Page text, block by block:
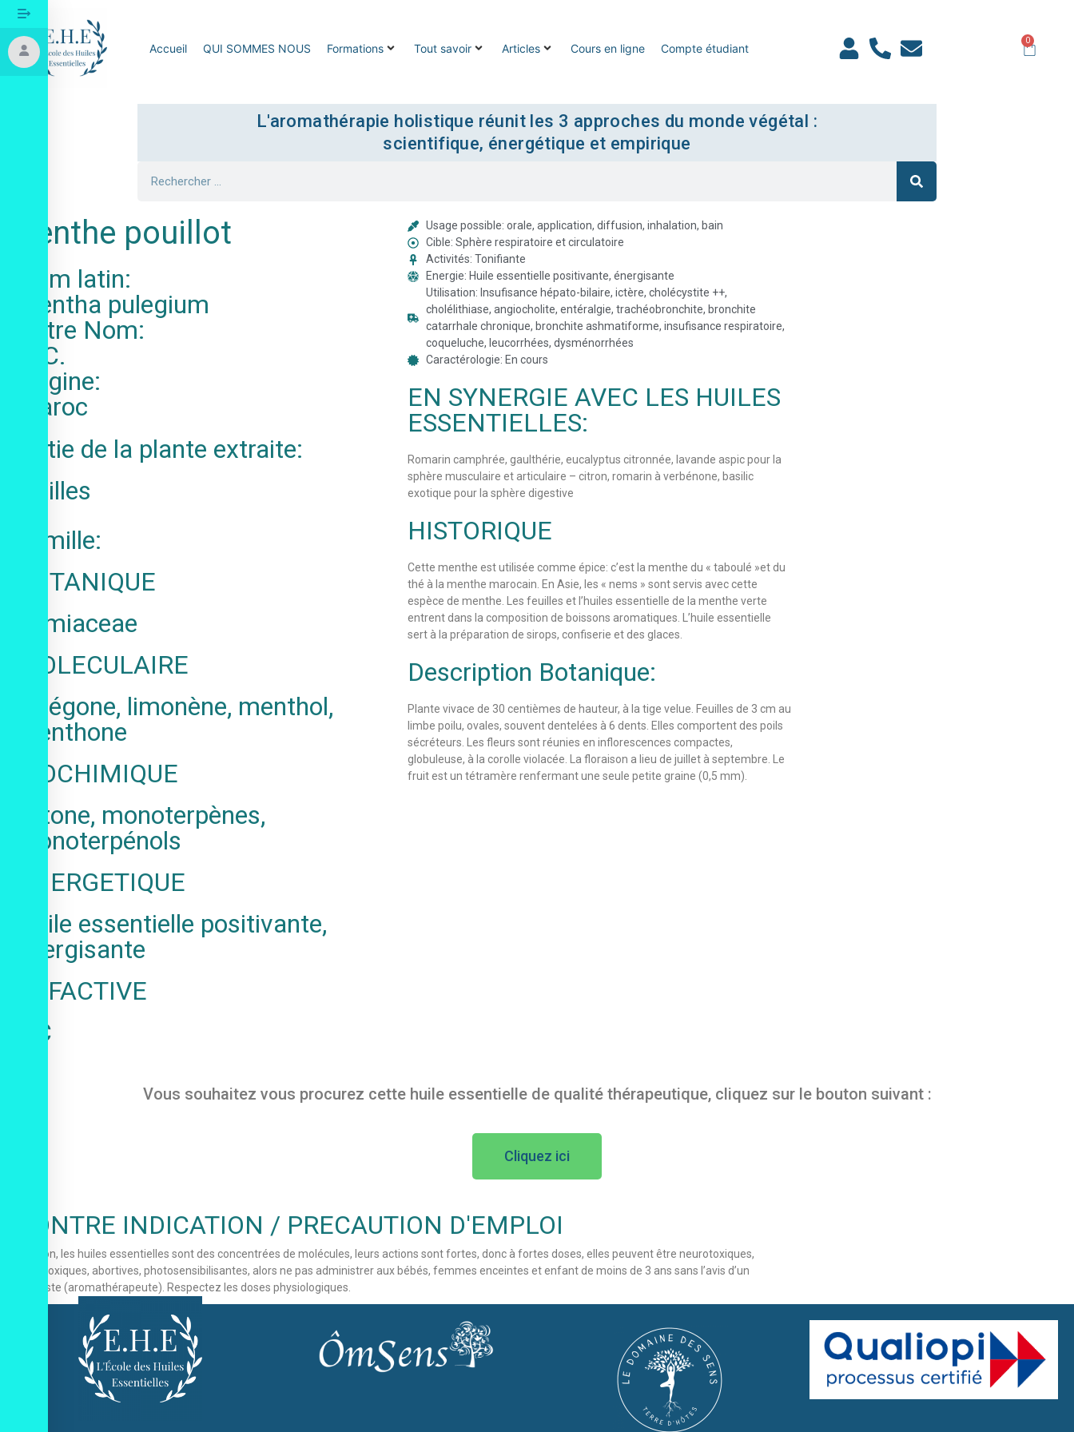
Accueil QUI SOMMES NOUS Formations Tout savoir Articles Cours en ligne Compte étudiant
0
L'aromathérapie holistique réunit les 3 approches du monde végétal :
scientifique, énergétique et empirique
Menthe pouillot
Nom latin:
Mentha pulegium
Autre Nom:
N.C.
Origine:
Maroc
Partie de la plante extraite:
Feuilles
Famille:
BOTANIQUE
Lamiaceae
MOLECULAIRE
pulégone, limonène, menthol,
menthone
BIOCHIMIQUE
cétone, monoterpènes,
monoterpénols
ENERGETIQUE
Huile essentielle positivante,
énergisante
OLFACTIVE
NC
Usage possible: orale, application, diffusion, inhalation, bain
Cible: Sphère respiratoire et circulatoire
Activités: Tonifiante
Energie: Huile essentielle positivante, énergisante
Utilisation: Insufisance hépato-bilaire, ictère, cholécystite ++,
cholélithiase, angiocholite, entéralgie, trachéobronchite, bronchite
catarrhale chronique, bronchite ashmatiforme, insufisance respiratoire,
coqueluche, leucorrhées, dysménorrhées
Caractérologie: En cours
EN SYNERGIE AVEC LES HUILES
ESSENTIELLES:
Romarin camphrée, gaulthérie, eucalyptus citronnée, lavande aspic pour la
sphère musculaire et articulaire – citron, romarin à verbénone, basilic
exotique pour la sphère digestive
HISTORIQUE
Cette menthe est utilisée comme épice: c’est la menthe du « taboulé »et du
thé à la menthe marocain. En Asie, les « nems » sont servis avec cette
espèce de menthe. Les feuilles et l’huiles essentielle de la menthe verte
entrent dans la composition de boissons aromatiques. L’huile essentielle
sert à la préparation de sirops, confiserie et des glaces.
Description Botanique:
Plante vivace de 30 centièmes de hauteur, à la tige velue. Feuilles de 3 cm au
limbe poilu, ovales, souvent dentelées à 6 dents. Elles comportent des poils
sécréteurs. Les fleurs sont réunies en inflorescences compactes,
globuleuse, à la corolle violacée. La floraison a lieu de juillet à septembre. Le
fruit est un tétramère renfermant une seule petite graine (0,5 mm).
Vous souhaitez vous procurez cette huile essentielle de qualité thérapeutique, cliquez sur le bouton suivant :
Cliquez ici
CONTRE INDICATION / PRECAUTION D'EMPLOI
Attention, les huiles essentielles sont des concentrées de molécules, leurs actions sont fortes, donc à fortes doses, elles peuvent être neurotoxiques,
hépatotoxiques, abortives, photosensibilisantes, alors ne pas administrer aux bébés, femmes enceintes et enfant de moins de 3 ans sans l’avis d’un
spécialiste (aromathérapeute). Respectez les doses physiologiques.